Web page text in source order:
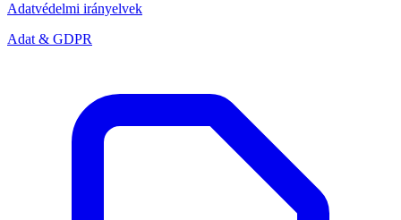
Adatvédelmi irányelvek
Adat & GDPR